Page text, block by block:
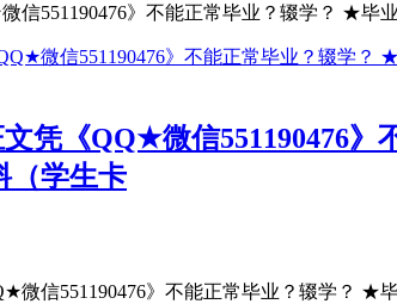
信551190476》不能正常毕业？辍学？ ★毕
凭《QQ★微信551190476
（学生卡
微信551190476》不能正常毕业？辍学？ ★